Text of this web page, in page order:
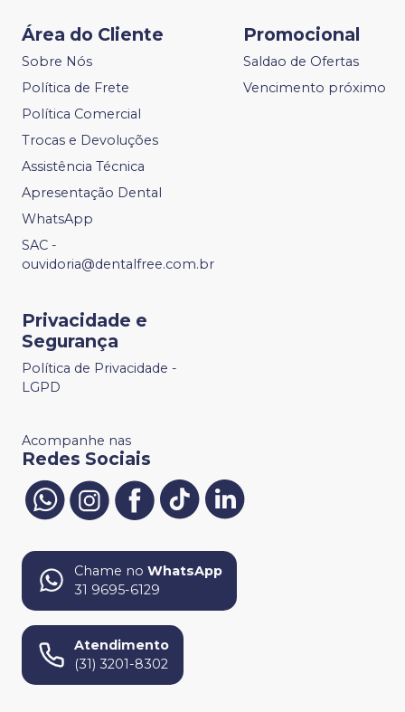
Área do Cliente
Sobre Nós
Política de Frete
Política Comercial
Trocas e Devoluções
Assistência Técnica
Apresentação Dental
WhatsApp
SAC -
ouvidoria@dentalfree.com.br
Promocional
Saldao de Ofertas
Vencimento próximo
Privacidade e
Segurança
Política de Privacidade -
LGPD
Acompanhe nas
Redes Sociais
Chame no WhatsApp
31 9695-6129
Atendimento
(31) 3201-8302